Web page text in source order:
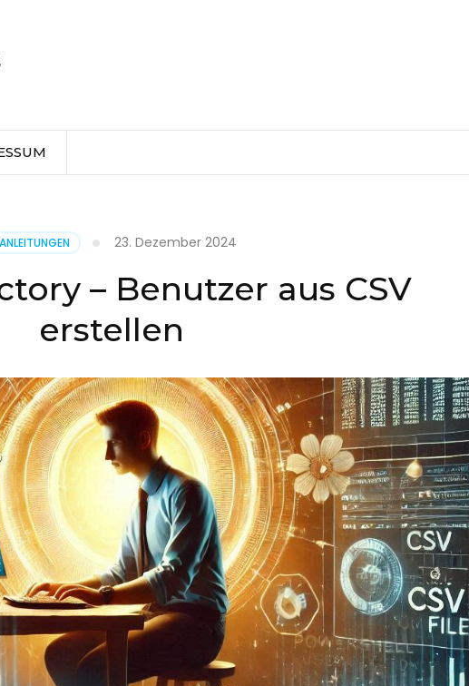
ANLEITUNGEN 23. Dezember 2024
– Benutzer aus CSV
erstellen